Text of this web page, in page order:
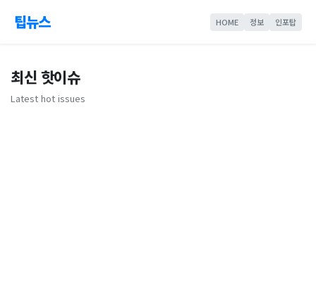
팁뉴스 HOME 정보 인포탑
최신 핫이슈
Latest hot issues